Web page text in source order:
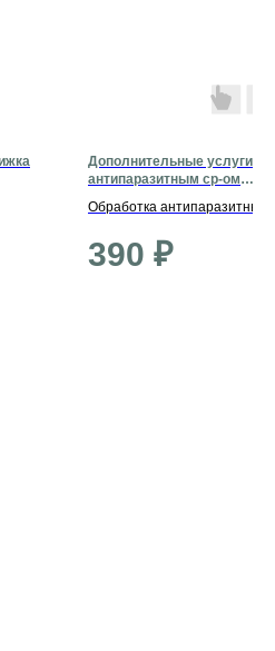
Дополнительные услуги /
антипаразитным ср-ом
Обработка антипаразитным
390 ₽